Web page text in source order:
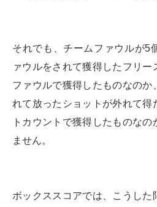
それでも、チームファウルが5
ァウルをされて獲得したフリー
ファウルで獲得したものなのか
れて放ったショットが外れて得
トカウントで獲得したものな
ません。
ボックススコアでは、こうした